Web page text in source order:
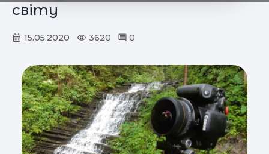
світу
15.05.2020 3620 0